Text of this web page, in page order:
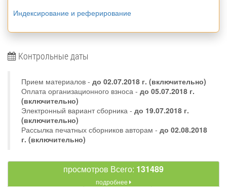
Индексирование и реферирование
Контрольные даты
Прием материалов - до 02.07.2018 г. (включительно)
Оплата организационного взноса - до 05.07.2018 г.
(включительно)
Электронный вариант сборника - до 19.07.2018 г.
(включительно)
Рассылка печатных сборников авторам - до 02.08.2018
г. (включительно)
просмотров Всего: 131489
подробнее